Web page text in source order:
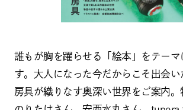
誰もが胸を躍らせる「絵本」をテー
す。大人になった今だからこそ出会
房具が織りなす奥深い世界をご案内